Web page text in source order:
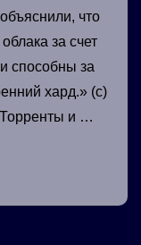
что
за счет
способны за
хард.» (с)
и …